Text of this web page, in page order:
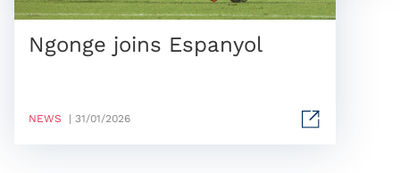
Ngonge joins Espanyol
NEWS | 31/01/2026